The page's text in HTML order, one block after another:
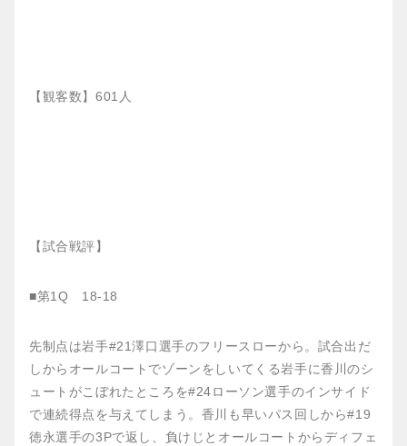
【観客数】601人
【試合戦評】
■第1Q 18-18
先制点は岩手#21澤口選手のフリースローから。試合出だ
しからオールコートでゾーンをしいてくる岩手に香川のシ
ュートがこぼれたところを#24ローソン選手のインサイド
で連続得点を与えてしまう。香川も早いパス回しから#19
徳永選手の3Pで返し、負けじとオールコートからディフェ